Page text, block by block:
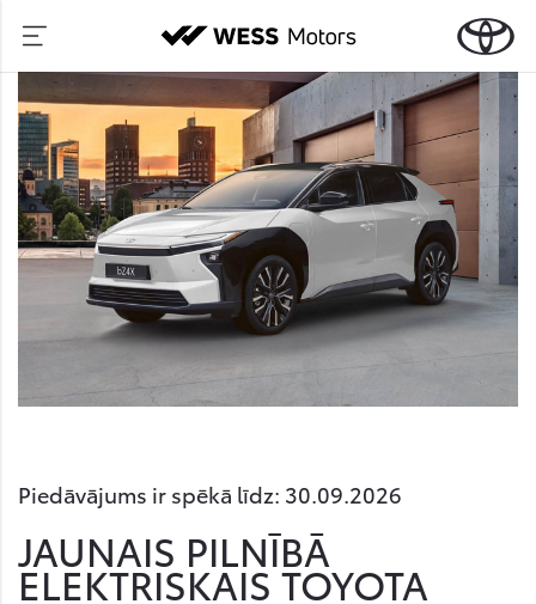
Piedāvājums ir spēkā līdz: 30.09.2026
JAUNAIS PILNĪBĀ
ELEKTRISKAIS TOYOTA